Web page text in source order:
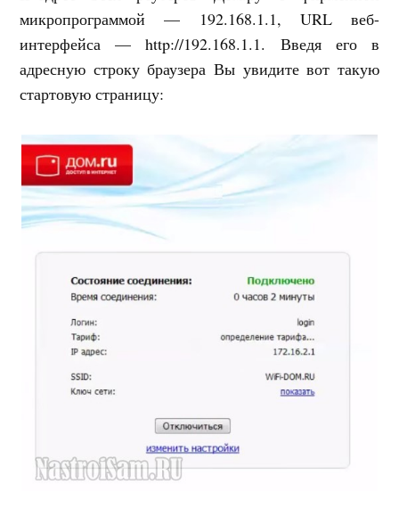
микропрограммой — 192.168.1.1, URL веб-
интерфейса — http://192.168.1.1. Введя его в
адресную строку браузера Вы увидите вот такую
стартовую страницу: